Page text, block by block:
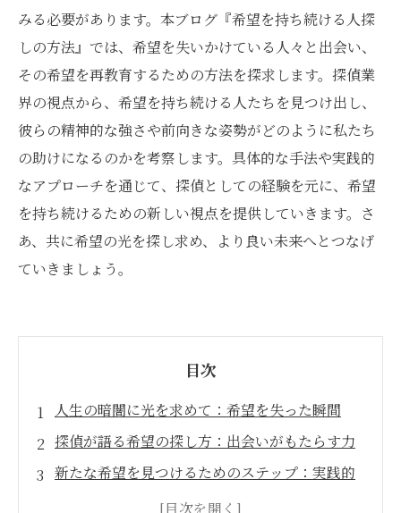
みる必要があります。本ブログ『希望を持ち続ける人探
しの方法』では、希望を失いかけている人々と出会い、
その希望を再教育するための方法を探求します。探偵業
界の視点から、希望を持ち続ける人たちを見つけ出し、
彼らの精神的な強さや前向きな姿勢がどのように私たち
の助けになるのかを考察します。具体的な手法や実践的
なアプローチを通じて、探偵としての経験を元に、希望
を持ち続けるための新しい視点を提供していきます。さ
あ、共に希望の光を探し求め、より良い未来へとつなげ
ていきましょう。
目次
人生の暗闇に光を求めて：希望を失った瞬間
探偵が語る希望の探し方：出会いがもたらす力
新たな希望を見つけるためのステップ：実践的